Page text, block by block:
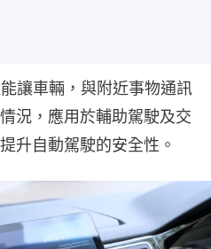
讓車輛，與附近事物通訊
況，應用於輔助駕駛及交
升自動駕駛的安全性。